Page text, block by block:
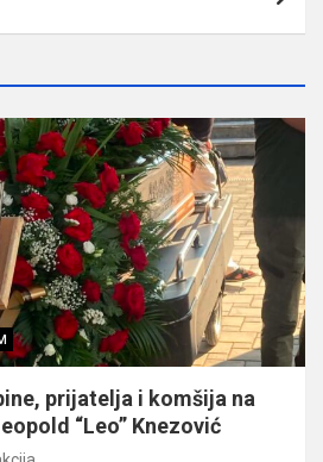
prijatelja i komšija na
“Leo” Knezović